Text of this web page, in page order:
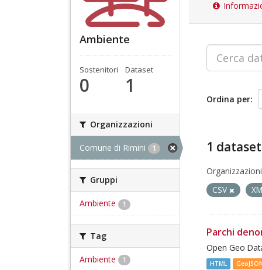
Ambiente
Sostenitori
0
Dataset
1
Organizzazioni
Comune di Rimini 1
Gruppi
Ambiente 1
Tag
Ambiente 1
Ordina per
1
CSV
Parchi
Open Geo
HTML